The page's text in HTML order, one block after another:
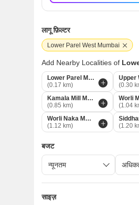
लागू फ़िल्टर
Lower Parel West Mumbai
Add Nearby Localities of
Lower Parel Mumbai
(0.17 km)
(0.30
Kamala Mill Mumbai
(0.85 km)
Worli
(1.04
Worli Naka Mumbai
(1.12 km)
(1.20
बजट
साइज़